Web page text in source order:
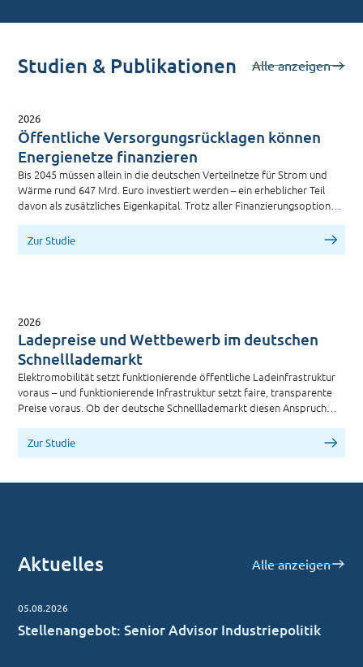
Studien & Publikationen Alle anzeigen
2026
Öffentliche Versorgungsrücklagen können
Energienetze finanzieren
Bis 2045 müssen allein in die deutschen Verteilnetze für Strom und
Wärme rund 647 Mrd. Euro investiert werden – ein erheblicher Teil
davon als zusätzliches Eigenkapital. Trotz aller Finanzierungsoptionen
kommunale Energieversorger vor große Herausforderungen stellt.
Zur Studie
2026
Ladepreise und Wettbewerb im deutschen
Schnelllademarkt
Elektromobilität setzt funktionierende öffentliche Ladeinfrastruktur
voraus – und funktionierende Infrastruktur setzt faire, transparente
Preise voraus. Ob der deutsche Schnelllademarkt diesen Anspruch
Zur Studie
Aktuelles Alle anzeigen
05.08.2026
Stellenangebot: Senior Advisor Industriepolitik